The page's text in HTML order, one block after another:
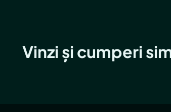
Vinzi și cumperi